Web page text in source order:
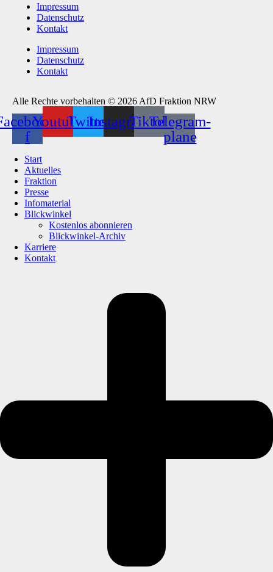
Impressum
Datenschutz
Kontakt
Impressum
Datenschutz
Kontakt
Alle Rechte vorbehalten © 2026 AfD Fraktion NRW
f
YoutubeTwitterInstagramTiktokTelegram-
plane
Start
Aktuelles
Fraktion
Presse
Infomaterial
Blickwinkel
Kostenlos abonnieren
Blickwinkel-Archiv
Karriere
Kontakt